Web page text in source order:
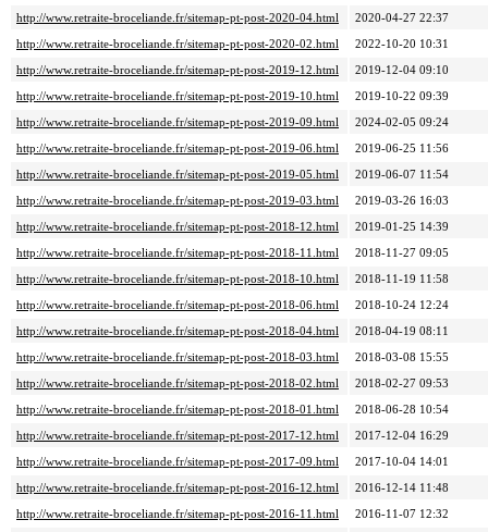
http://www.retraite-broceliande.fr/sitemap-pt-post-2020-04.html
2020-04-27 22:37
http://www.retraite-broceliande.fr/sitemap-pt-post-2020-02.html
2022-10-20 10:31
http://www.retraite-broceliande.fr/sitemap-pt-post-2019-12.html
2019-12-04 09:10
http://www.retraite-broceliande.fr/sitemap-pt-post-2019-10.html
2019-10-22 09:39
http://www.retraite-broceliande.fr/sitemap-pt-post-2019-09.html
2024-02-05 09:24
http://www.retraite-broceliande.fr/sitemap-pt-post-2019-06.html
2019-06-25 11:56
http://www.retraite-broceliande.fr/sitemap-pt-post-2019-05.html
2019-06-07 11:54
http://www.retraite-broceliande.fr/sitemap-pt-post-2019-03.html
2019-03-26 16:03
http://www.retraite-broceliande.fr/sitemap-pt-post-2018-12.html
2019-01-25 14:39
http://www.retraite-broceliande.fr/sitemap-pt-post-2018-11.html
2018-11-27 09:05
http://www.retraite-broceliande.fr/sitemap-pt-post-2018-10.html
2018-11-19 11:58
http://www.retraite-broceliande.fr/sitemap-pt-post-2018-06.html
2018-10-24 12:24
http://www.retraite-broceliande.fr/sitemap-pt-post-2018-04.html
2018-04-19 08:11
http://www.retraite-broceliande.fr/sitemap-pt-post-2018-03.html
2018-03-08 15:55
http://www.retraite-broceliande.fr/sitemap-pt-post-2018-02.html
2018-02-27 09:53
http://www.retraite-broceliande.fr/sitemap-pt-post-2018-01.html
2018-06-28 10:54
http://www.retraite-broceliande.fr/sitemap-pt-post-2017-12.html
2017-12-04 16:29
http://www.retraite-broceliande.fr/sitemap-pt-post-2017-09.html
2017-10-04 14:01
http://www.retraite-broceliande.fr/sitemap-pt-post-2016-12.html
2016-12-14 11:48
http://www.retraite-broceliande.fr/sitemap-pt-post-2016-11.html
2016-11-07 12:32